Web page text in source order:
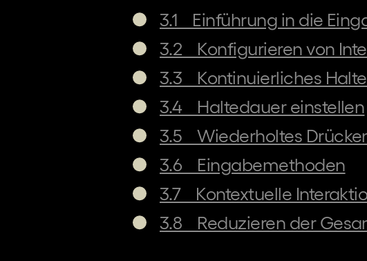
3.1    Einführung in die
3.2    Konfigurieren von
3.3    Kontinuierliches
3.4    Haltedauer einstellen
3.5    Wiederholtes
3.6    Eingabemethoden
3.7    Kontextuelle
3.8    Reduzieren der